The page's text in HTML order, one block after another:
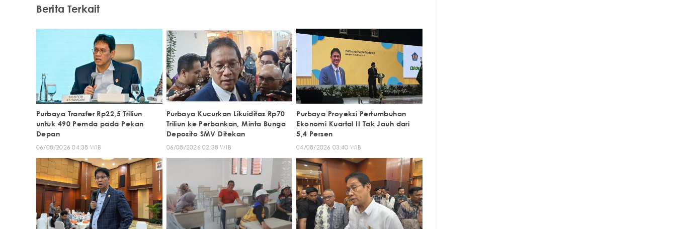
Berita Terkait
Purbaya Transfer Rp22,5 Triliun
untuk 490 Pemda pada Pekan
Depan
06/08/2026 04:38 WIB
Purbaya Kucurkan Likuiditas Rp70
Triliun ke Perbankan, Minta Bunga
Deposito SMV Ditekan
06/08/2026 02:38 WIB
Purbaya Proyeksi Pertumbuhan
Ekonomi Kuartal II Tak Jauh dari
5,4 Persen
04/08/2026 03:40 WIB